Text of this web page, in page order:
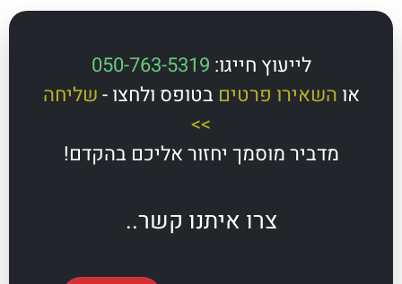
לייעוץ חייגו:050-763-5319
השאירו פרטים בטופס ולחצו - שליחה
מדביר מוסמך יחזור אליכם בהקדם!
צרו איתנו קשר..